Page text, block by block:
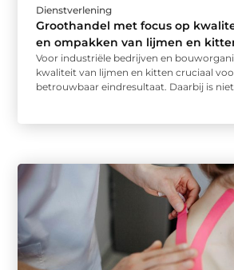
Dienstverlening
Groothandel met focus op
en ompakken van lijmen en
Voor industriële bedrijven en
kwaliteit van lijmen en kitten cruciaal
betrouwbaar eindresultaat. Daarbij is niet